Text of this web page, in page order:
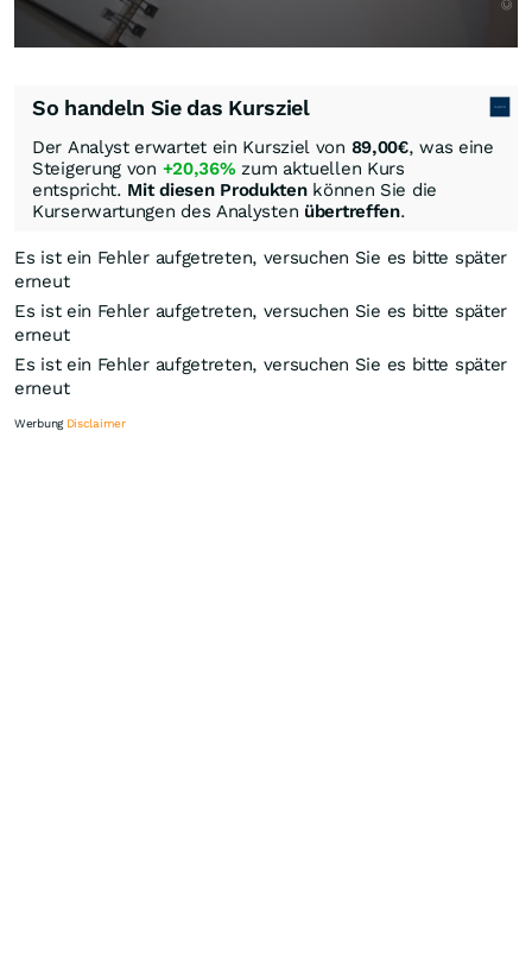
So handeln Sie das Kursziel
Der Analyst erwartet ein Kursziel von 89,00€, was eine
Steigerung von +20,36% zum aktuellen Kurs
entspricht. Mit diesen Produktenkönnen Sie die
Kurserwartungen des Analysten übertreffen.
Es ist ein Fehler aufgetreten, versuchen Sie es bitte später
erneut
Es ist ein Fehler aufgetreten, versuchen Sie es bitte später
erneut
Es ist ein Fehler aufgetreten, versuchen Sie es bitte später
erneut
Werbung Disclaimer